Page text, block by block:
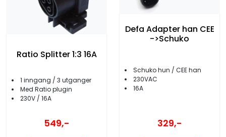
Ratio Splitter 1:3 16A
1 inngang / 3 utganger
Med Ratio plugin
230V / 16A
549,-
Defa Adapter han CEE
->Schuko
Schuko hun / CEE han
230VAC
16A
329,-